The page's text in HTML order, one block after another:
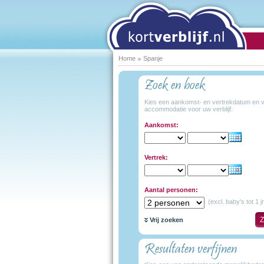
Home Spanje
Zoek en boek
Kies een aankomst- en vertrekdatum en
accommodatie voor uw verblijf:
Aankomst:
Vertrek:
Aantal personen:
(excl. baby's tot 1
Vrij zoeken
Resultaten verfijnen